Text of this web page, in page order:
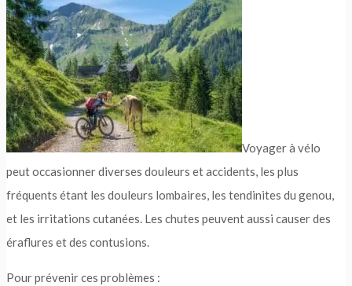
Voyager à vélo
peut occasionner diverses douleurs et accidents, les plus
fréquents étant les douleurs lombaires, les tendinites du genou,
et les irritations cutanées. Les chutes peuvent aussi causer des
éraflures et des contusions.
Pour prévenir ces problèmes :